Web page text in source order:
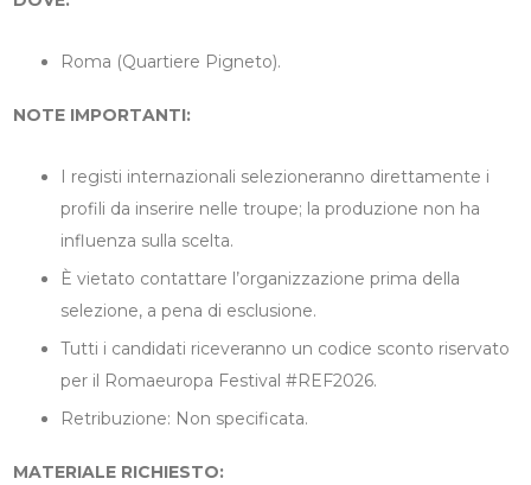
Roma (Quartiere Pigneto).
NOTE IMPORTANTI:
I registi internazionali selezioneranno direttamente i
profili da inserire nelle troupe; la produzione non ha
influenza sulla scelta.
È vietato contattare l’organizzazione prima della
selezione, a pena di esclusione.
Tutti i candidati riceveranno un codice sconto riservato
per il Romaeuropa Festival #REF2026.
Retribuzione: Non specificata.
MATERIALE RICHIESTO: